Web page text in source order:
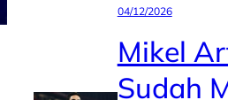
04/12/2026
Mikel
Sudah